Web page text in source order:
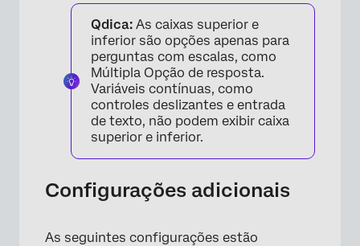
Qdica: As caixas superior e
inferior são opções apenas para
perguntas com escalas, como
Múltipla Opção de resposta.
Variáveis contínuas, como
controles deslizantes e entrada
de texto, não podem exibir caixa
superior e inferior.
Configurações adicionais
As seguintes configurações estão